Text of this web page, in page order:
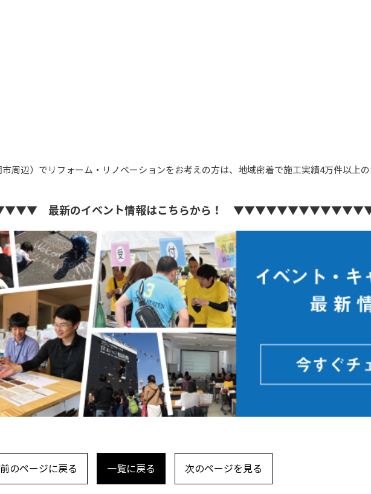
周辺）でリフォーム・リノベーションをお考えの方は、地域密着で施工実績4万件以上
最新のイベント情報はこちらから！
前のページに戻る 一覧に戻る 次のページを見る